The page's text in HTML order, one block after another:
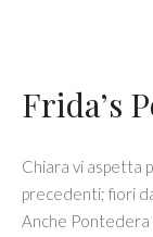
Frida’s
Chiara vi aspetta
precedenti; fiori
Anche Pontedera